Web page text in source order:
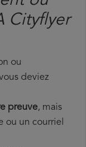
Cityflyer
ou
deviez
preuve, mais
ou un courriel